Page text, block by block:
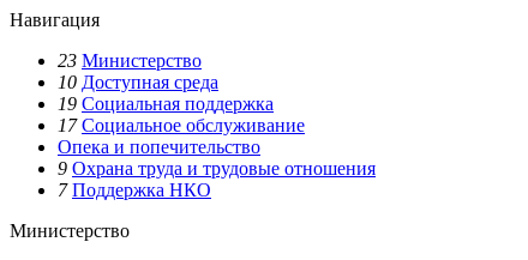
Навигация
23 Министерство
10 Доступная среда
19 Социальная поддержка
17 Социальное обслуживание
Опека и попечительство
9 Охрана труда и трудовые отношения
7 Поддержка НКО
Министерство